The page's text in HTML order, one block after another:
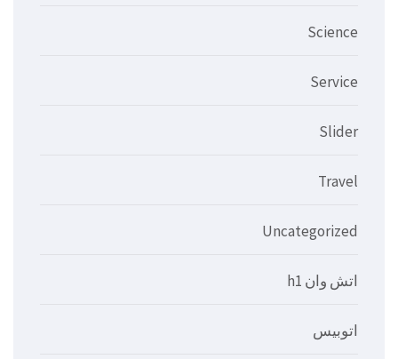
Science
Service
Slider
Travel
Uncategorized
اتش وان h1
اتوبيس